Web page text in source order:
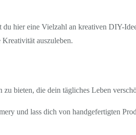
hier eine Vielzahl an kreativen DIY-
Kreativität auszuleben.
bieten, die dein tägliches Leben
und lass dich von handgefertigten